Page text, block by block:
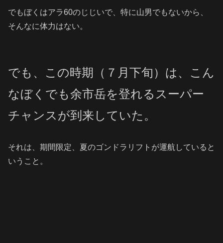
でもぼくはアラ60のじじいで、特に山男でもないから、
そんなに体力はない。
でも、この時期（７月下旬）は、こん
なぼくでも余市岳を登れるスーパー
チャンスが到来していた。
それは、期間限定、夏のゴンドラリフトが運航していると
いうこと。